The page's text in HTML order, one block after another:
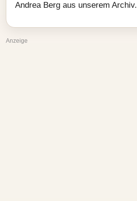
Andrea Berg aus unserem Archiv.
Anzeige